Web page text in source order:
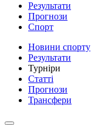
Результати
Прогнози
Спорт
Новини спорту
Результати
Турніри
Статті
Прогнози
Трансфери